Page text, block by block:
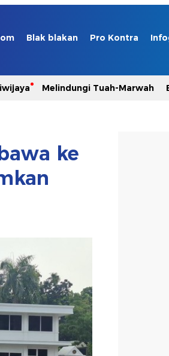
Blak blakan Pro Kontra
Melindungi Tuah-Marwah
ke